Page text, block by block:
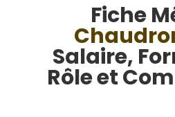
Fiche
Salaire,
Rôle et